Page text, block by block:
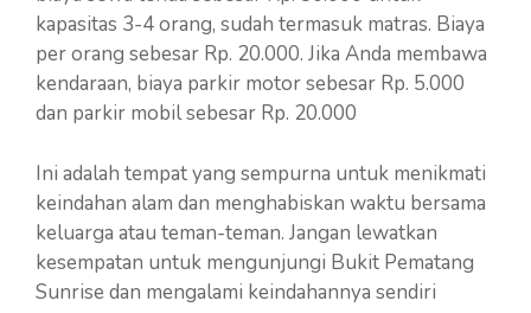
kapasitas 3-4 orang, sudah termasuk matras. Biaya
per orang sebesar Rp. 20.000. Jika Anda membawa
kendaraan, biaya parkir motor sebesar Rp. 5.000
dan parkir mobil sebesar Rp. 20.000
Ini adalah tempat yang sempurna untuk menikmati
keindahan alam dan menghabiskan waktu bersama
keluarga atau teman-teman. Jangan lewatkan
kesempatan untuk mengunjungi Bukit Pematang
Sunrise dan mengalami keindahannya sendiri